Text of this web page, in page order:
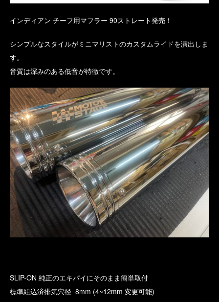
インディアン チーフ用マフラー 90ストレート発売！
シンプルなスタイルがミニマリストのカスタムライドを演出しま
す。
音質は深みのある低音が特徴です。
SLIP-ON 純正のエキパイにそのまま簡単取付
標準組込済排気穴径=8mm (4~12mm 変更可能)